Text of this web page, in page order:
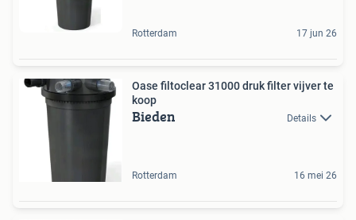
Rotterdam 17 jun 26
Oase filtoclear 31000 druk filter vijver te
koop
Bieden Details
Rotterdam 16 mei 26